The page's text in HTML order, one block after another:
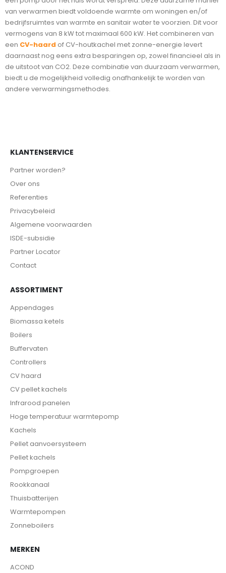
van verwarmen biedt voldoende warmte om woningen en/of
bedrijfsruimtes van warmte en sanitair water te voorzien. Dit voor
vermogens van 8 kW tot maximaal 600 kW. Het combineren van
een CV-haard of CV-houtkachel met zonne-energie levert
daarnaast nog eens extra besparingen op, zowel financieel als in
de uitstoot van CO2. Deze combinatie van duurzaam verwarmen,
biedt u de mogelijkheid volledig onafhankelijk te worden van
andere verwarmingsmethodes.
KLANTENSERVICE
Partner worden?
Over ons
Referenties
Privacybeleid
Algemene voorwaarden
ISDE-subsidie
Partner Locator
Contact
ASSORTIMENT
Appendages
Biomassa ketels
Boilers
Buffervaten
Controllers
CV haard
CV pellet kachels
Infrarood panelen
Hoge temperatuur warmtepomp
Kachels
Pellet aanvoersysteem
Pellet kachels
Pompgroepen
Rookkanaal
Thuisbatterijen
Warmtepompen
Zonneboilers
MERKEN
ACOND